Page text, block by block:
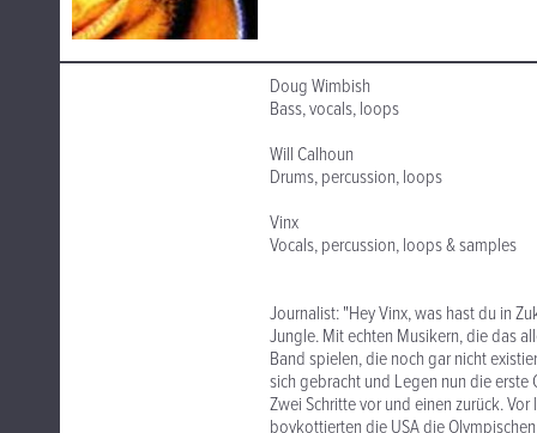
Doug Wimbish
Bass, vocals, loops
Will Calhoun
Drums, percussion, loops
Vinx
Vocals, percussion, loops & samples
Journalist: "Hey Vinx, was hast du in
Jungle. Mit echten Musikern, die das
Band spielen, die noch gar nicht
sich gebracht und Legen nun die erste
Zwei Schritte vor und einen zurück.
boykottierten die USA die